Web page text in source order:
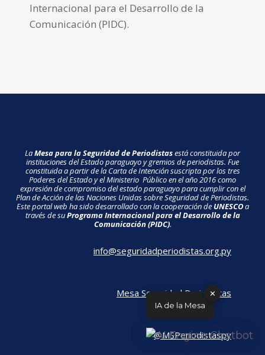
Internacional para el Desarrollo de la
Comunicación (PIDC).
LaMesa para la Seguridad de Periodistasestá constituida por
instituciones del Estado paraguayo y gremios de periodistas. Fue
constituida a partir de la Carta de Intención suscripta por los tres
Poderes del Estado y el Ministerio Público en el año 2016 como
expresión de compromiso del estado paraguayo para cumplir con el
Plan de Acción de las Naciones Unidas sobre Seguridad de Periodistas.
Este portal web ha sido desarrollado con la cooperación de UNESCOa
través de suPrograma Internacional para el Desarrollo de la
Comunicación (PIDC).
info@seguridadperiodistas.org.py
Mesa Seguridad Periodistas
@MSPeriodistaspy
✕
IA de la Mesa